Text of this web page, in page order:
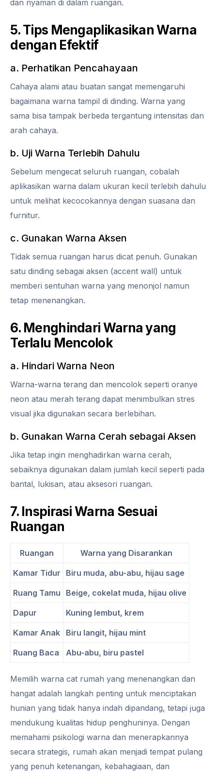
dan nyaman di dalam ruangan.
5. Tips Mengaplikasikan Warna
dengan Efektif
a. Perhatikan Pencahayaan
Cahaya alami atau buatan sangat memengaruhi
bagaimana warna tampil di dinding. Warna yang
sama bisa tampak berbeda tergantung intensitas dan
arah cahaya.
b. Uji Warna Terlebih Dahulu
Sebelum mengecat seluruh ruangan, cobalah
aplikasikan warna dalam ukuran kecil terlebih dahulu
untuk melihat kecocokannya dengan suasana dan
furnitur.
c. Gunakan Warna Aksen
Tidak semua ruangan harus dicat penuh. Gunakan
satu dinding sebagai aksen (accent wall) untuk
memberi sentuhan warna yang menonjol namun
tetap menenangkan.
6. Menghindari Warna yang
Terlalu Mencolok
a. Hindari Warna Neon
Warna-warna terang dan mencolok seperti oranye
neon atau merah terang dapat menimbulkan stres
visual jika digunakan secara berlebihan.
b. Gunakan Warna Cerah sebagai Aksen
Jika tetap ingin menghadirkan warna cerah,
sebaiknya digunakan dalam jumlah kecil seperti pada
bantal, lukisan, atau aksesori ruangan.
7. Inspirasi Warna Sesuai
Ruangan
Ruangan Warna yang Disarankan
Kamar Tidur Biru muda, abu-abu, hijau sage
Ruang Tamu Beige, cokelat muda, hijau olive
Dapur Kuning lembut, krem
Kamar Anak Biru langit, hijau mint
Ruang Baca Abu-abu, biru pastel
Memilih warna cat rumah yang menenangkan dan
hangat adalah langkah penting untuk menciptakan
hunian yang tidak hanya indah dipandang, tetapi juga
mendukung kualitas hidup penghuninya. Dengan
memahami psikologi warna dan menerapkannya
secara strategis, rumah akan menjadi tempat pulang
yang penuh ketenangan, kebahagiaan, dan